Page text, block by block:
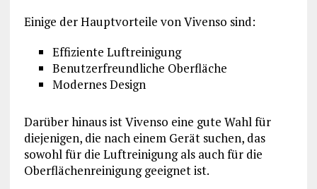
Einige der Hauptvorteile von Vivenso sind:
Effiziente Luftreinigung
Benutzerfreundliche Oberfläche
Modernes Design
Darüber hinaus ist Vivenso eine gute Wahl für
diejenigen, die nach einem Gerät suchen, das
sowohl für die Luftreinigung als auch für die
Oberflächenreinigung geeignet ist.